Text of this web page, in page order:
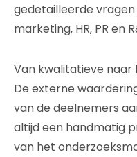
gedetailleerde
marketing, HR, PR en
Van kwalitatieve
De externe
van de deelnemers
altijd een handmatig
van het